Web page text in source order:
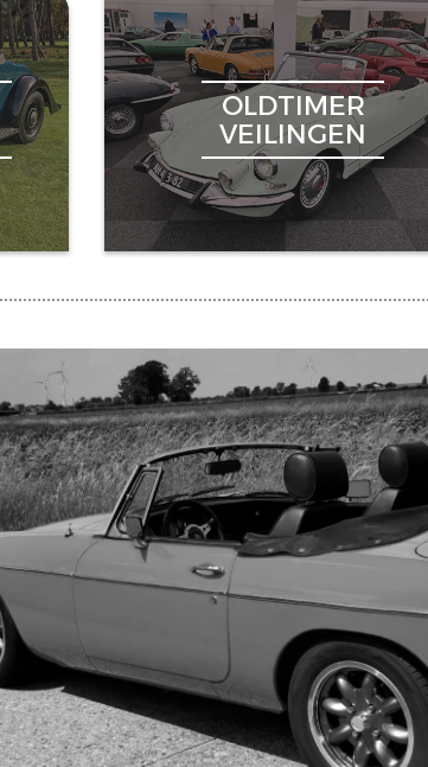
OLDTIMER
VEILINGEN